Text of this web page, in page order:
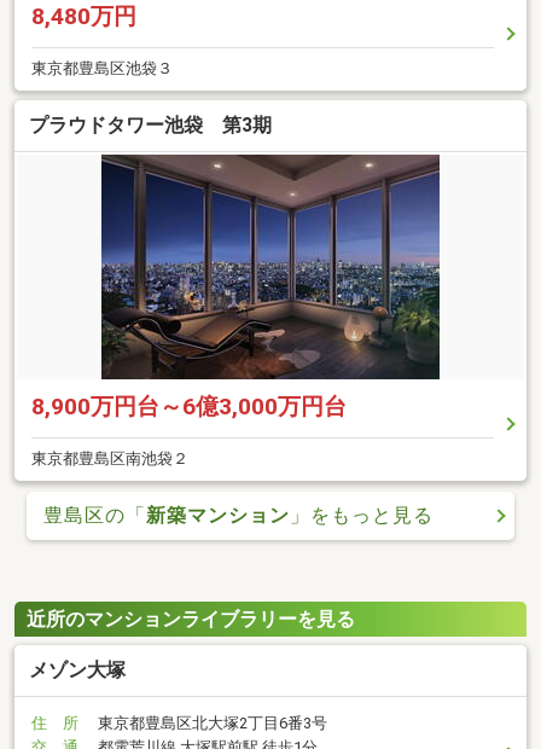
8,480万円
東京都豊島区池袋３
プラウドタワー池袋 第3期
8,900万円台～6億3,000万円台
東京都豊島区南池袋２
豊島区の「新築マンション 」をもっと見る
近所のマンションライブラリーを見る
メゾン大塚
住 所
東京都豊島区北大塚2丁目6番3号